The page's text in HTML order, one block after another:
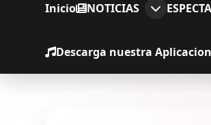
Inicio NOTICIAS
Descarga nuestra Aplicacion